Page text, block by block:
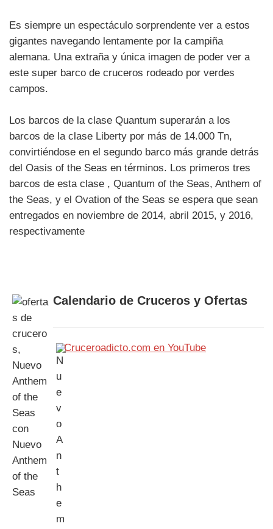
Es siempre un espectáculo sorprendente ver a estos
gigantes navegando lentamente por la campiña
alemana. Una extraña y única imagen de poder ver a
este super barco de cruceros rodeado por verdes
campos.
Los barcos de la clase Quantum superarán a los
barcos de la clase Liberty por más de 14.000 Tn,
convirtiéndose en el segundo barco más grande detrás
del Oasis of the Seas en términos. Los primeros tres
barcos de esta clase , Quantum of the Seas, Anthem of
the Seas, y el Ovation of the Seas se espera que sean
entregados en noviembre de 2014, abril 2015, y 2016,
respectivamente
Calendario de Cruceros y Ofertas
Cruceroadicto.com en YouTube